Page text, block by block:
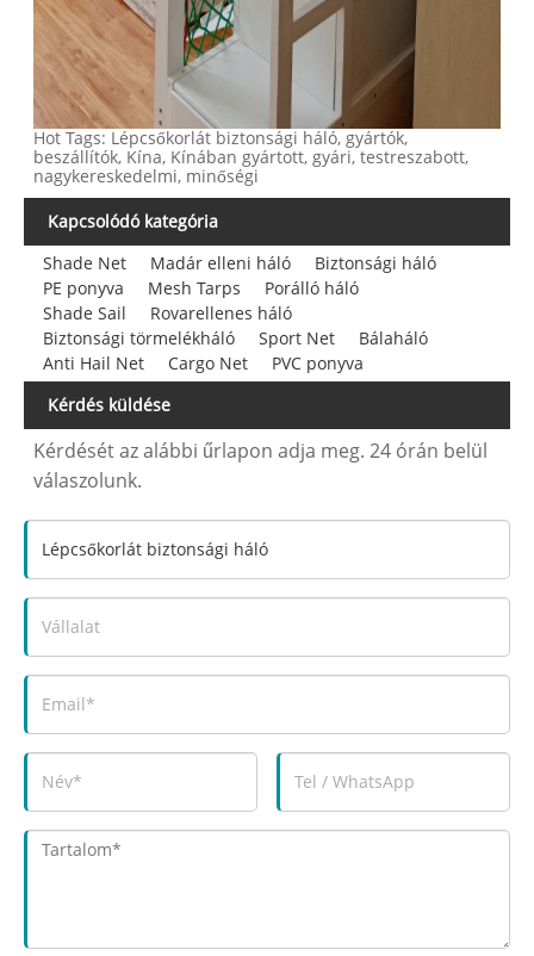
Hot Tags: Lépcsőkorlát biztonsági háló, gyártók,
beszállítók, Kína, Kínában gyártott, gyári, testreszabott,
nagykereskedelmi, minőségi
Kapcsolódó kategória
Shade Net
Madár elleni háló
Biztonsági háló
PE ponyva
Mesh Tarps
Porálló háló
Shade Sail
Rovarellenes háló
Biztonsági törmelékháló
Sport Net
Bálaháló
Anti Hail Net
Cargo Net
PVC ponyva
Kérdés küldése
Kérdését az alábbi űrlapon adja meg. 24 órán belül
válaszolunk.